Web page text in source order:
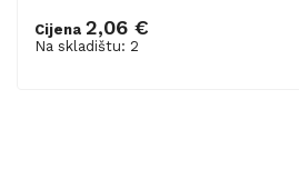
Cijena 2,06 €
Na skladištu: 2
Dodaj u košaricu